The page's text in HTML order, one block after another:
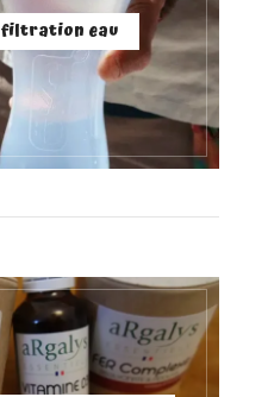
filtration eau